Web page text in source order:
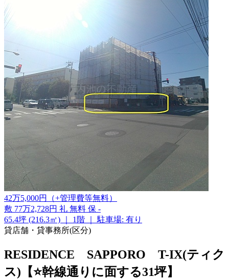
42万5,000円 （+管理費等無料）
敷 77万2,728円 礼 無料 保 -
65.4坪 (216.3㎡)
1階
駐車場: 有り
貸店舗・貸事務所(区分)
RESIDENCE SAPPORO T-IX(ティク
ス)【⭐幹線通りに面する31坪】